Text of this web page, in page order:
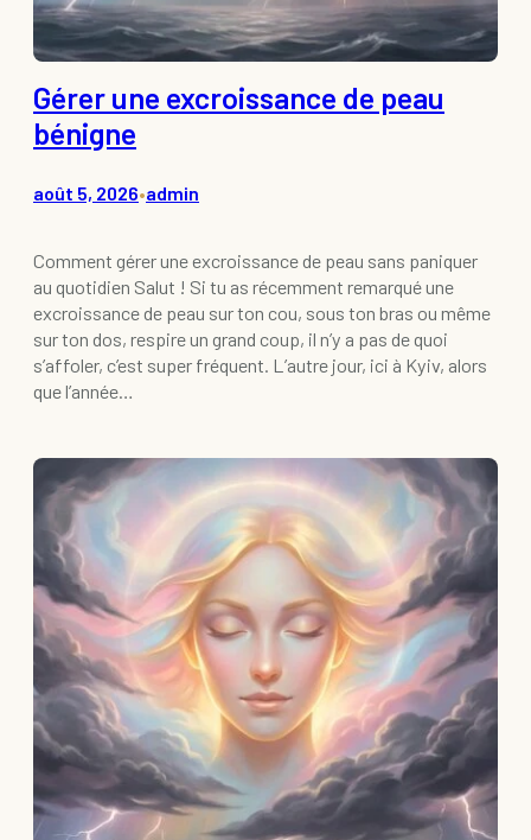
Gérer une excroissance de peau
bénigne
août 5, 2026•admin
Comment gérer une excroissance de peau sans paniquer
au quotidien Salut ! Si tu as récemment remarqué une
excroissance de peau sur ton cou, sous ton bras ou même
sur ton dos, respire un grand coup, il n’y a pas de quoi
s’affoler, c’est super fréquent. L’autre jour, ici à Kyiv, alors
que l’année…